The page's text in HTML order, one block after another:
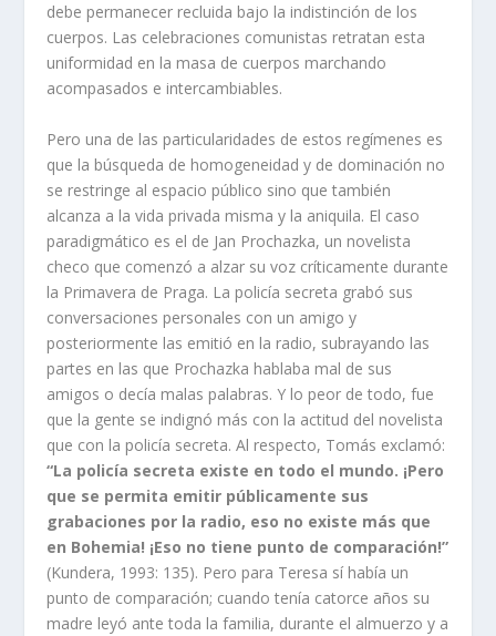
debe permanecer recluida bajo la indistinción de los
cuerpos. Las celebraciones comunistas retratan esta
uniformidad en la masa de cuerpos marchando
acompasados e intercambiables.
Pero una de las particularidades de estos regímenes es
que la búsqueda de homogeneidad y de dominación no
se restringe al espacio público sino que también
alcanza a la vida privada misma y la aniquila. El caso
paradigmático es el de Jan Prochazka, un novelista
checo que comenzó a alzar su voz críticamente durante
la Primavera de Praga. La policía secreta grabó sus
conversaciones personales con un amigo y
posteriormente las emitió en la radio, subrayando las
partes en las que Prochazka hablaba mal de sus
amigos o decía malas palabras. Y lo peor de todo, fue
que la gente se indignó más con la actitud del novelista
que con la policía secreta. Al respecto, Tomás exclamó:
“La policía secreta existe en todo el mundo. ¡Pero
que se permita emitir públicamente sus
grabaciones por la radio, eso no existe más que
en Bohemia! ¡Eso no tiene punto de comparación!”
(Kundera, 1993: 135). Pero para Teresa sí había un
punto de comparación; cuando tenía catorce años su
madre leyó ante toda la familia, durante el almuerzo y a